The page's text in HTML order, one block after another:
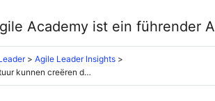
Agile Leader Insights
Hoe leiders een cultuur kunnen creëren die inefficiënties vroegtijdig aanpakt